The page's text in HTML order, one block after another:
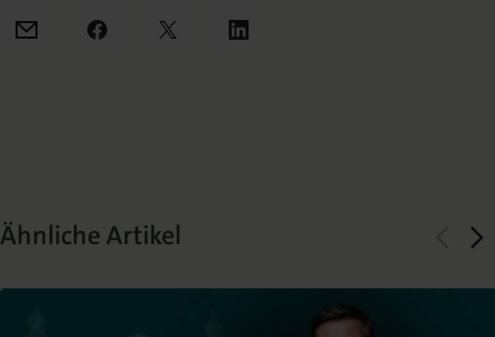
Mail Facebook
X LinkedIn
Ähnliche Artikel